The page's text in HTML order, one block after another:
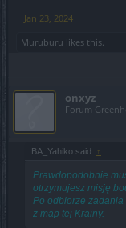
Jan 23, 2024
Muruburu likes this.
onxyz
Forum
BA_Yahiko said: ↑
Prawdopodobnie
otrzymujesz misję
Po odbiorze
z map tej Krainy.